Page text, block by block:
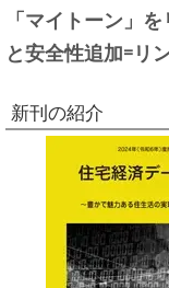
「マイトーン」
と安全性追加=リ
新刊の紹介